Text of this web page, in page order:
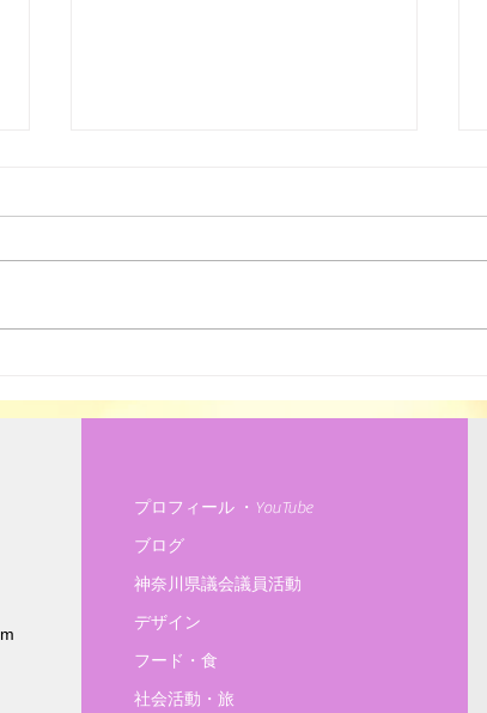
ソーラーシェアリング
プロフィール ・YouTube
ブログ
神奈川県議会議員活動
デザイン
フード・食
社会活動・旅